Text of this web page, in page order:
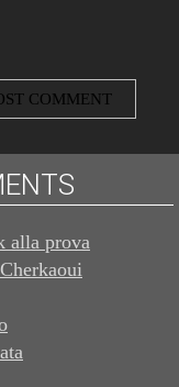
alla prova